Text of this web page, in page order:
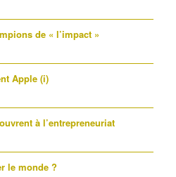
de « l’impact »
Apple (i)
à l’entrepreneuriat
le monde ?